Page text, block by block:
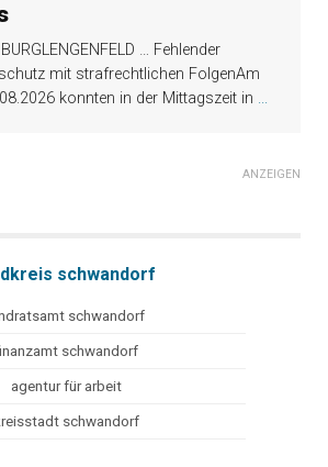
… Fehlender
mit strafrechtlichen FolgenAm
konnten in der Mittagszeit in ...
ANZEIGEN
schwandorf
schwandorf
schwandorf
agentur für arbeit
schwandorf